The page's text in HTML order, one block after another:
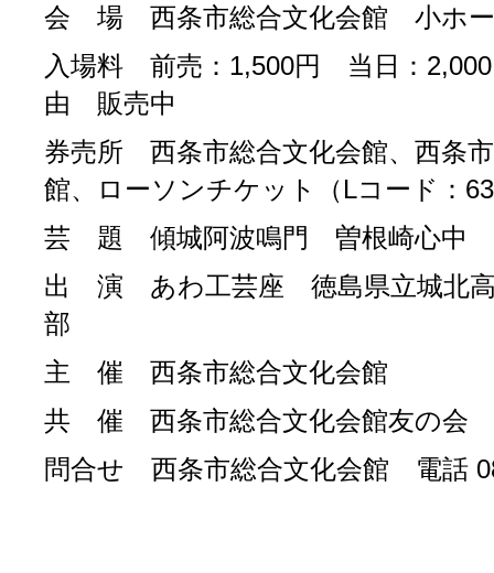
会 場 西条市総合文化会館 小ホ
入場料 前売：1,500円 当日：
由 販売中
券売所 西条市総合文化会館、西条
館、ローソンチケット（Lコード：
芸 題 傾城阿波鳴門 曽根崎心中
出 演 あわ工芸座 徳島県立城北
部
主 催 西条市総合文化会館
共 催 西条市総合文化会館友の会
問合せ 西条市総合文化会館 電話